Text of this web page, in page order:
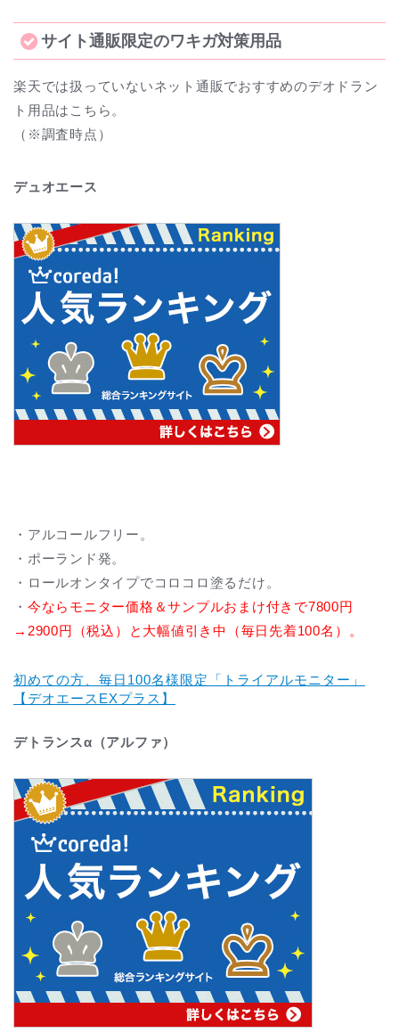
サイト通販限定のワキガ対策用品
楽天では扱っていないネット通販でおすすめのデオドラン
ト用品はこちら。
（※調査時点）
デュオエース
・アルコールフリー。
・ポーランド発。
・ロールオンタイプでコロコロ塗るだけ。
・ 今ならモニター価格＆サンプルおまけ付きで7800円
→2900円（税込）と大幅値引き中（毎日先着100名）。
初めての方、毎日100名様限定「トライアルモニター」
【デオエースEXプラス】
デトランスα（アルファ）